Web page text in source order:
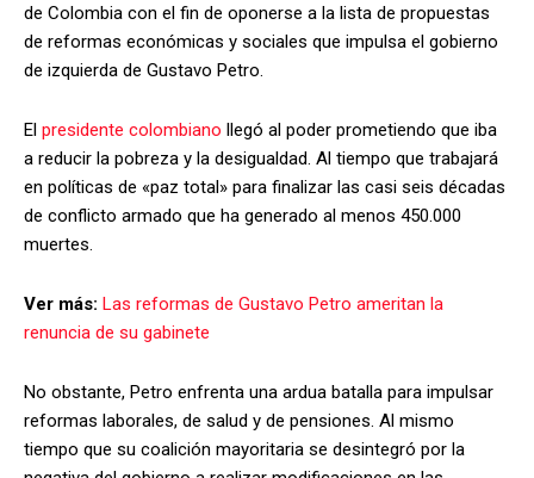
de Colombia con el fin de oponerse a la lista de propuestas
de reformas económicas y sociales que impulsa el gobierno
de izquierda de Gustavo Petro.
El presidente colombiano llegó al poder prometiendo que iba
a reducir la pobreza y la desigualdad. Al tiempo que trabajará
en políticas de «paz total» para finalizar las casi seis décadas
de conflicto armado que ha generado al menos 450.000
muertes.
Ver más: Las reformas de Gustavo Petro ameritan la
renuncia de su gabinete
No obstante, Petro enfrenta una ardua batalla para impulsar
reformas laborales, de salud y de pensiones. Al mismo
tiempo que su coalición mayoritaria se desintegró por la